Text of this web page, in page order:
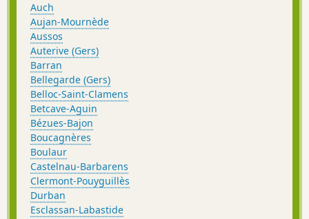
Auch
Aujan-Mournède
Aussos
Auterive (Gers)
Barran
Bellegarde (Gers)
Belloc-Saint-Clamens
Betcave-Aguin
Bézues-Bajon
Boucagnères
Boulaur
Castelnau-Barbarens
Clermont-Pouyguillès
Durban
Esclassan-Labastide